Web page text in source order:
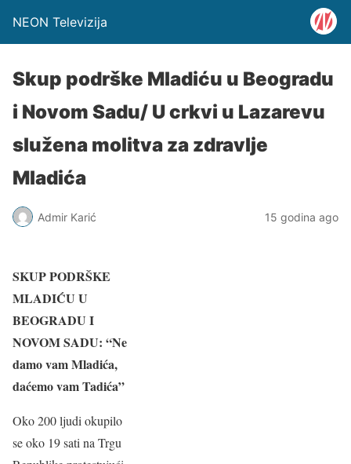
NEON Televizija
Skup podrške Mladiću u Beogradu
i Novom Sadu/ U crkvi u Lazarevu
služena molitva za zdravlje
Mladića
Admir Karić 15 godina ago
SKUP PODRŠKE
MLADIĆU U
BEOGRADU I
NOVOM SADU: “Ne
damo vam Mladića,
daćemo vam Tadića”
Oko 200 ljudi okupilo
se oko 19 sati na Trgu